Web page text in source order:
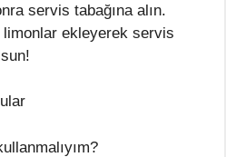
servis tabağına alın.
ekleyerek servis